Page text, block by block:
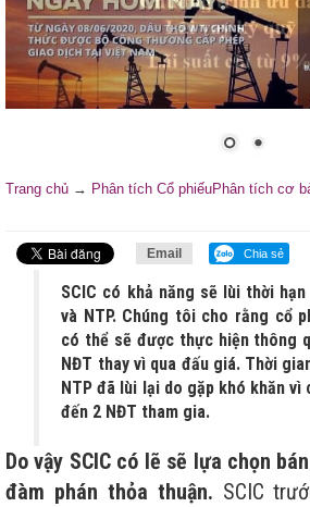
Trang chủ → Phân tích Cổ phiếuPhân tích cơ
Email Chia sẻ
SCIC có khả năng sẽ lùi thời
và NTP. Chúng tôi cho rằng cổ
có thể sẽ được thực hiện thông
NĐT thay vì qua đấu giá. Thời
NTP đã lùi lại do gặp khó khăn vì
đến 2 NĐT tham gia.
Do vậy SCIC có lẽ sẽ lựa chọn
đàm phán thỏa thuận. SCIC